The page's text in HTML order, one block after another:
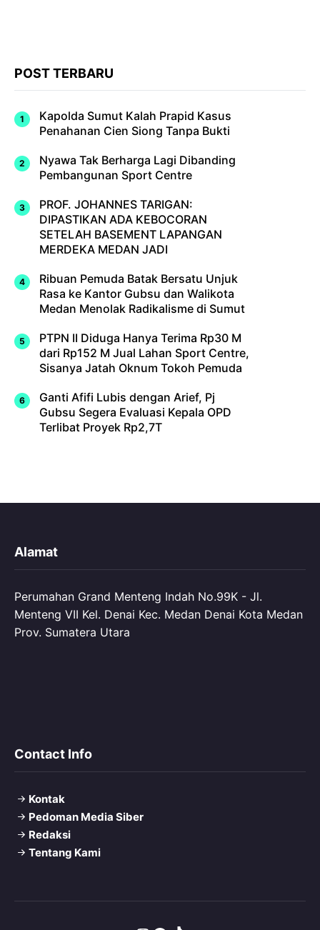
POST TERBARU
Kapolda Sumut Kalah Prapid Kasus
Penahanan Cien Siong Tanpa Bukti
Nyawa Tak Berharga Lagi Dibanding
Pembangunan Sport Centre
PROF. JOHANNES TARIGAN:
DIPASTIKAN ADA KEBOCORAN
SETELAH BASEMENT LAPANGAN
MERDEKA MEDAN JADI
Ribuan Pemuda Batak Bersatu Unjuk
Rasa ke Kantor Gubsu dan Walikota
Medan Menolak Radikalisme di Sumut
PTPN II Diduga Hanya Terima Rp30 M
dari Rp152 M Jual Lahan Sport Centre,
Sisanya Jatah Oknum Tokoh Pemuda
Ganti Afifi Lubis dengan Arief, Pj
Gubsu Segera Evaluasi Kepala OPD
Terlibat Proyek Rp2,7T
Alamat
Perumahan Grand Menteng Indah No.99K - Jl.
Menteng VII Kel. Denai Kec. Medan Denai Kota Medan
Prov. Sumatera Utara
Contact Info
Kontak
Pedoman Media Siber
Redaksi
Tentang Kami